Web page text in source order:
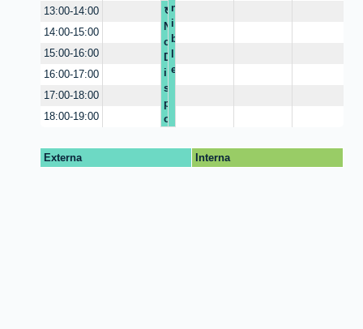
n
i
b
l
e
n
i
b
l
e
13:00-14:00
N
o
D
i
s
p
o
i
b
14:00-15:00
15:00-16:00
16:00-17:00
17:00-18:00
18:00-19:00
Externa Interna